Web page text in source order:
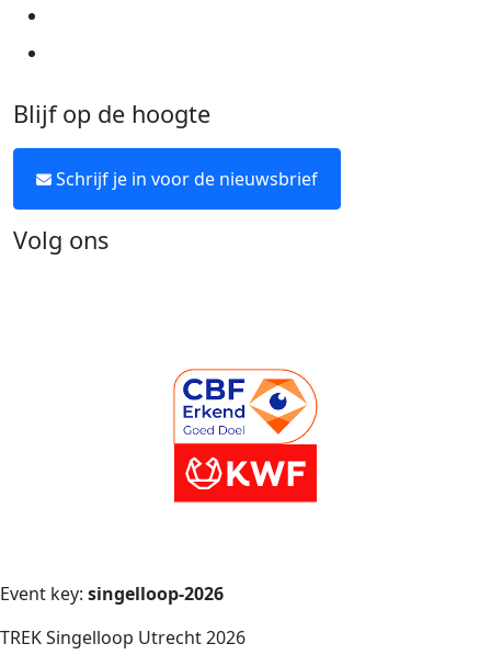
Blijf op de hoogte
Schrijf je in voor de nieuwsbrief
Volg ons
Event key: singelloop-2026
TREK Singelloop Utrecht 2026